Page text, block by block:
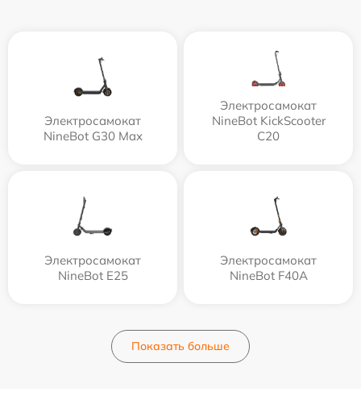
Электросамокат
NineBot G30 Max
Электросамокат
NineBot KickScooter
C20
Электросамокат
NineBot E25
Электросамокат
NineBot F40A
Показать больше